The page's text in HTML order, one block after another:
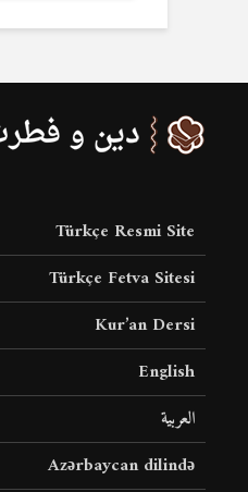
Türkçe Resmi Site
Türkçe Fetva Sitesi
Kur’an Dersi
English
العربية
Azərbaycan dilində